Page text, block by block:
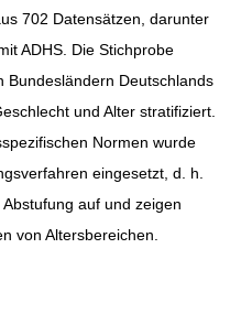
702 Datensätzen, darunter
ADHS. Die Stichprobe
Bundesländern Deutschlands
und Alter stratifiziert.
Normen wurde
eingesetzt, d. h.
auf und zeigen
von Altersbereichen.